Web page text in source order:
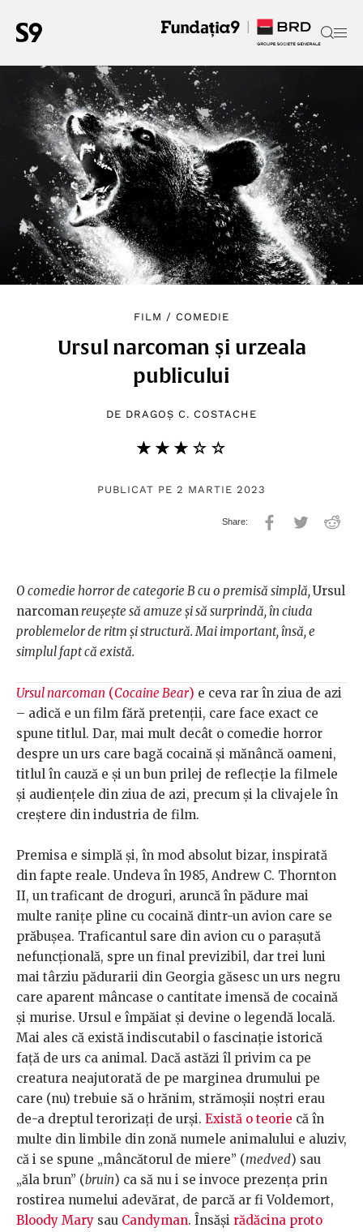
FILM / COMEDIE
Ursul narcoman și urzeala
publicului
DE DRAGOȘ C. COSTACHE
★★★★★
☆☆☆☆☆
PUBLICAT PE 2 MARTIE 2023
O comedie horror de categorie B cu o premisă simplă,Ursul
narcomanreușește să amuze și să surprindă, în ciuda
problemelor de ritm și structură. Mai important, însă, e
simplul fapt că există.
Ursul narcoman (Cocaine Bear) e ceva rar în ziua de azi
– adică e un film fără pretenții, care face exact ce
spune titlul. Dar, mai mult decât o comedie horror
despre un urs care bagă cocaină și mănâncă oameni,
titlul în cauză e și un bun prilej de reflecție la filmele
și audiențele din ziua de azi, precum și la clivajele în
creștere din industria de film.
Premisa e simplă și, în mod absolut bizar, inspirată
din fapte reale. Undeva în 1985, Andrew C. Thornton
II, un traficant de droguri, aruncă în pădure mai
multe ranițe pline cu cocaină dintr-un avion care se
prăbușea. Traficantul sare din avion cu o parașută
nefuncțională, spre un final previzibil, dar trei luni
mai târziu pădurarii din Georgia găsesc un urs negru
care aparent mâncase o cantitate imensă de cocaină
și murise. Ursul e împăiat și devine o legendă locală.
Mai ales că există indiscutabil o fascinație istorică
față de urs ca animal. Dacă astăzi îl privim ca pe
creatura neajutorată de pe marginea drumului pe
care (nu) trebuie să o hrănim, strămoșii noștri erau
de-a dreptul terorizați de urși. Există o teorie că în
multe din limbile din zonă numele animalului e aluziv,
că i se spune „mâncătorul de miere” (medved) sau
„ăla brun” (bruin) ca să nu i se invoce prezența prin
rostirea numelui adevărat, de parcă ar fi Voldemort,
Bloody Mary sau Candyman. Însăși rădăcina proto